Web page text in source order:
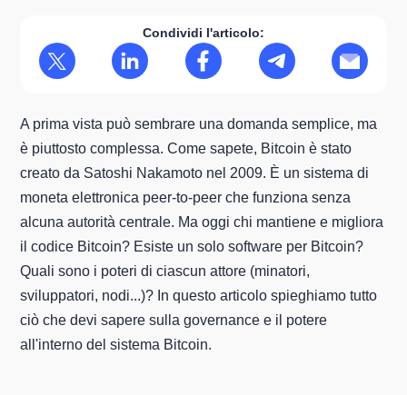
Condividi l'articolo:
A prima vista può sembrare una domanda semplice, ma
è piuttosto complessa. Come sapete, Bitcoin è stato
creato da Satoshi Nakamoto nel 2009. È un sistema di
moneta elettronica peer-to-peer che funziona senza
alcuna autorità centrale. Ma oggi chi mantiene e migliora
il codice Bitcoin? Esiste un solo software per Bitcoin?
Quali sono i poteri di ciascun attore (minatori,
sviluppatori, nodi...)? In questo articolo spieghiamo tutto
ciò che devi sapere sulla governance e il potere
all'interno del sistema Bitcoin.